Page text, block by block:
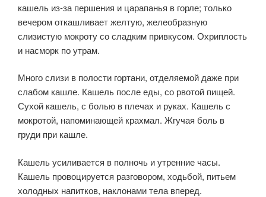
кашель из-за першения и царапанья в горле; только
вечером откашливает желтую, желеобразную
слизистую мокроту со сладким привкусом. Охриплость
и насморк по утрам.
Много слизи в полости гортани, отделяемой даже при
слабом кашле. Кашель после еды, со рвотой пищей.
Сухой кашель, с болью в плечах и руках. Кашель с
мокротой, напоминающей крахмал. Жгучая боль в
груди при кашле.
Кашель усиливается в полночь и утренние часы.
Кашель провоцируется разговором, ходьбой, питьем
холодных напитков, наклонами тела вперед.